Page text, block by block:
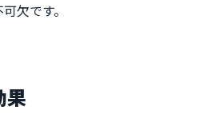
欠です。
果